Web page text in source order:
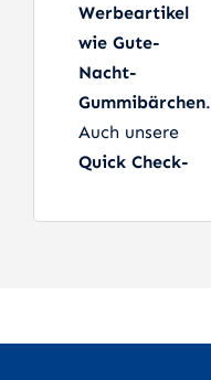
Werbeartikel
wie Gute-
Nacht-
Gummibärchen.
Auch unsere
Quick Check-